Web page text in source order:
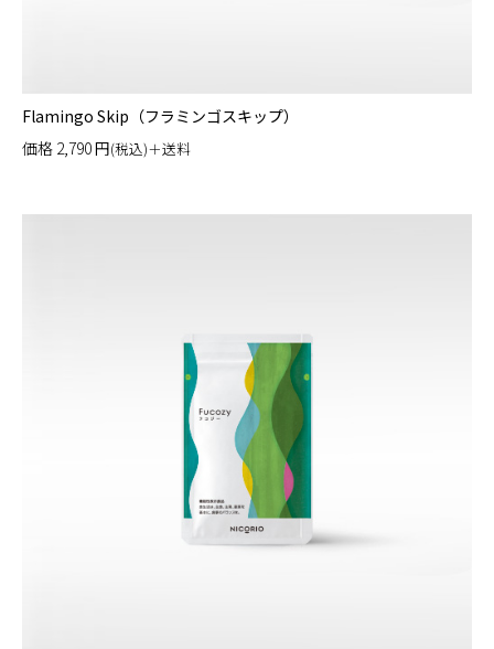
Flamingo Skip（フラミンゴスキップ）
価格 2,790円(税込)＋送料